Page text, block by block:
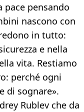
pensando
nascono con
in tutto:
e nella
vita. Restiamo
perché ogni
di sognare».
Rublev che da